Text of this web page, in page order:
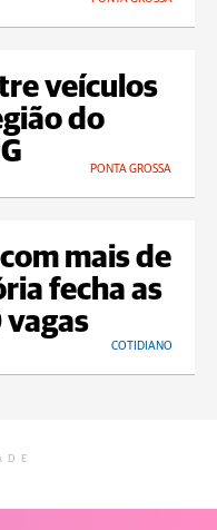
veículos
do
PONTA GROSSA
mais de
fecha as
COTIDIANO